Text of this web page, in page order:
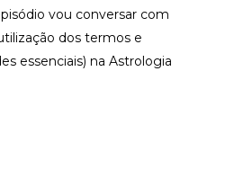
vou conversar com
dos termos e
essenciais) na Astrologia